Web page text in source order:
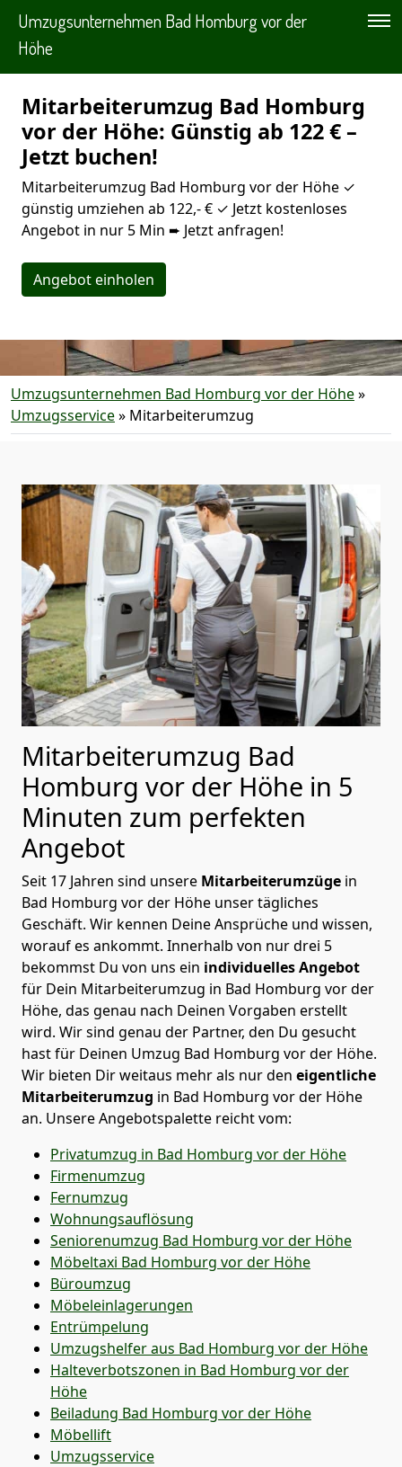
Umzugsunternehmen Bad Homburg vor der
Höhe
Mitarbeiterumzug Bad Homburg
vor der Höhe: Günstig ab 122 € –
Jetzt buchen!
Mitarbeiterumzug Bad Homburg vor der Höhe ✓
günstig umziehen ab 122,- € ✓ Jetzt kostenloses
Angebot in nur 5 Min ➨ Jetzt anfragen!
Angebot einholen
Umzugsunternehmen Bad Homburg vor der Höhe»
Umzugsservice» Mitarbeiterumzug
Mitarbeiterumzug Bad
Homburg vor der Höhe in 5
Minuten zum perfekten
Angebot
Seit 17 Jahren sind unsere Mitarbeiterumzüge in
Bad Homburg vor der Höhe unser tägliches
Geschäft. Wir kennen Deine Ansprüche und wissen,
worauf es ankommt. Innerhalb von nur drei 5
bekommst Du von uns ein individuelles Angebot
für Dein Mitarbeiterumzug in Bad Homburg vor der
Höhe, das genau nach Deinen Vorgaben erstellt
wird. Wir sind genau der Partner, den Du gesucht
hast für Deinen Umzug Bad Homburg vor der Höhe.
Wir bieten Dir weitaus mehr als nur den eigentliche
Mitarbeiterumzug in Bad Homburg vor der Höhe
an. Unsere Angebotspalette reicht vom:
Privatumzug in Bad Homburg vor der Höhe
Firmenumzug
Fernumzug
Wohnungsauflösung
Seniorenumzug Bad Homburg vor der Höhe
Möbeltaxi Bad Homburg vor der Höhe
Büroumzug
Möbeleinlagerungen
Entrümpelung
Umzugshelfer aus Bad Homburg vor der Höhe
Halteverbotszonen in Bad Homburg vor der
Höhe
Beiladung Bad Homburg vor der Höhe
Möbellift
Umzugsservice